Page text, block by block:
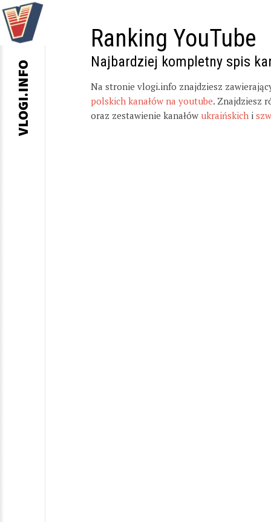
Ranking YouTube
Najbardziej kompletny spis
Na stronie vlogi.info znajdziesz
polskich kanałów na youtube. Znajdziesz
oraz zestawienie kanałów ukraińskich i
VLOGI.INFO